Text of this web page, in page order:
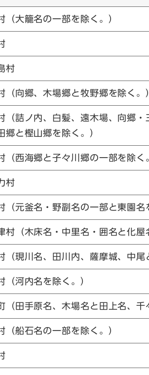
（大籠名の一部を除く。）
村
（向郷、木場郷と牧野郷を除く。
（詰ノ内、白髪、遠木場、向郷・
郷と樫山郷を除く。）
（西海郷と子々川郷の一部を除く
村
（元釜名・野副名の一部と東園名
村（木床名・中里名・囲名と化屋
（現川名、田川内、薩摩城、中尾
（河内名を除く。）
（田手原名、木場名と田上名、千
（船石名の一部を除く。）